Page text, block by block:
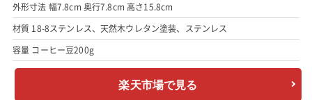
外形寸法 幅7.8cm 奥行7.8cm 高さ15.8cm
材質 18-8ステンレス、天然木ウレタン塗装、ステンレス
容量 コーヒー豆200g
楽天市場で見る